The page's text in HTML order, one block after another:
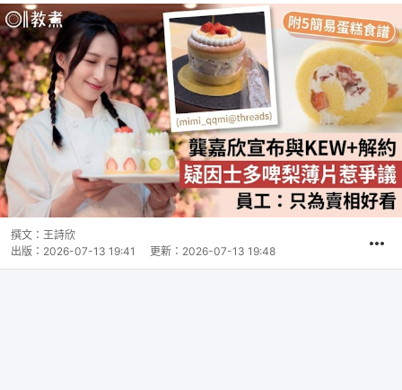
撰文： 王詩欣
出版： 2026-07-13 19:41 更新： 2026-07-13 19:48